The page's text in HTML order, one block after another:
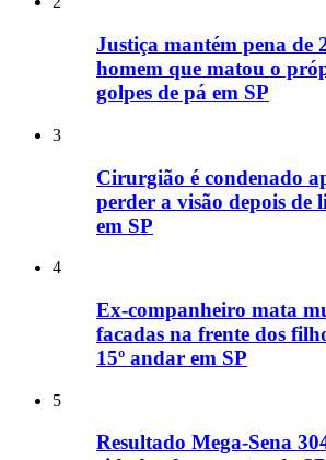
Justiça mantém pena de
homem que matou o
golpes de pá em SP
3
Cirurgião é condenado
perder a visão depois de
em SP
4
Ex-companheiro mata
facadas na frente dos
15º andar em SP
5
Resultado Mega-Sena